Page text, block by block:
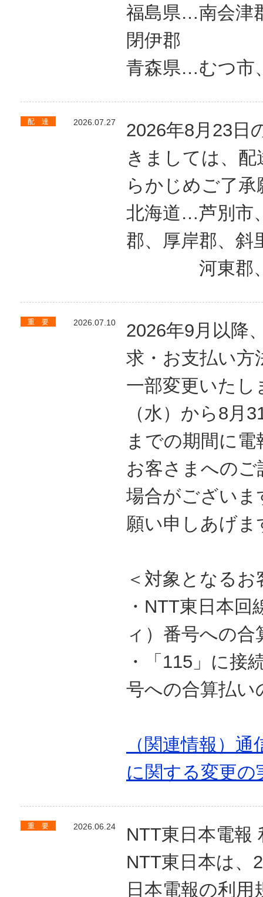
福島県…
閉伊郡
青森県…むつ市
配 達 2026.07.27
2026年8月23日
きましては、
らかじめご了
北海道…芦別市
郡、厚岸郡、斜
河東郡、勇
重 要 2026.07.10
2026年9月以降
求・お支払い方
一部変更いたし
（水）から8月
までの期間に
お客さまへの
場合がございま
願い申しあげま
＜対象となるお
・NTT東日本
ィ）番号への
・「115」に接
号への合算払い
（関連情報）
に関する変更
重 要 2026.06.24
NTT東日本電報
NTT東日本は、
日本電報の利